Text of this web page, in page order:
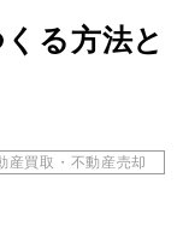
る方法と
産買取・不動産売却